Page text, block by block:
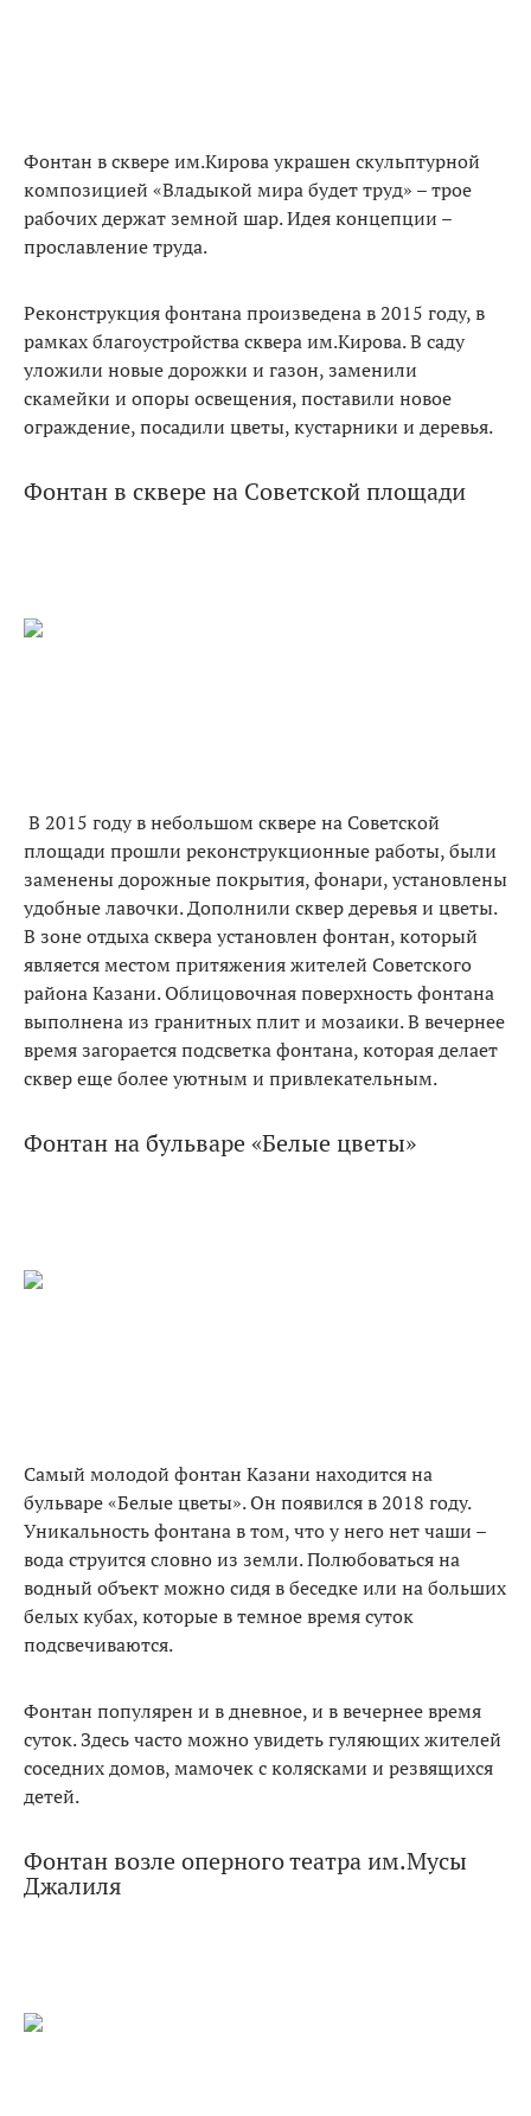
Фонтан в сквере им.Кирова украшен скульптурной
композицией «Владыкой мира будет труд» – трое
рабочих держат земной шар. Идея концепции –
прославление труда.
Реконструкция фонтана произведена в 2015 году, в
рамках благоустройства сквера им.Кирова. В саду
уложили новые дорожки и газон, заменили
скамейки и опоры освещения, поставили новое
ограждение, посадили цветы, кустарники и деревья.
Фонтан в сквере на Советской площади
В 2015 году в небольшом сквере на Советской
площади прошли реконструкционные работы, были
заменены дорожные покрытия, фонари, установлены
удобные лавочки. Дополнили сквер деревья и цветы.
В зоне отдыха сквера установлен фонтан, который
является местом притяжения жителей Советского
района Казани. Облицовочная поверхность фонтана
выполнена из гранитных плит и мозаики. В вечернее
время загорается подсветка фонтана, которая делает
сквер еще более уютным и привлекательным.
Фонтан на бульваре «Белые цветы»
Самый молодой фонтан Казани находится на
бульваре «Белые цветы». Он появился в 2018 году.
Уникальность фонтана в том, что у него нет чаши –
вода струится словно из земли. Полюбоваться на
водный объект можно сидя в беседке или на больших
белых кубах, которые в темное время суток
подсвечиваются.
Фонтан популярен и в дневное, и в вечернее время
суток. Здесь часто можно увидеть гуляющих жителей
соседних домов, мамочек с колясками и резвящихся
детей.
Фонтан возле оперного театра им.Мусы
Джалиля